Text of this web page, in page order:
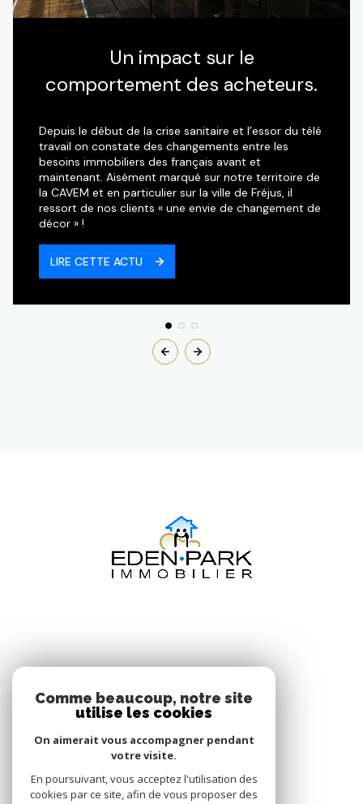
Un impact sur le
comportement des acheteurs.
Depuis le début de la crise sanitaire et l’essor du télé
travail on constate des changements entre les
besoins immobiliers des français avant et
maintenant. Aisément marqué sur notre territoire de
la CAVEM et en particulier sur la ville de Fréjus, il
ressort de nos clients « une envie de changement de
décor » !
LIRE CETTE ACTU
Nous suivre
Comme beaucoup, notre site
utilise les cookies
On aimerait vous accompagner pendant
votre visite.
En poursuivant, vous acceptez l'utilisation des
cookies par ce site, afin de vous proposer des